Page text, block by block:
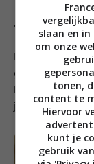
Vrijdag
Een
goed met het
klaar en ik
jam en blauwe
slaan en in
om onze
tonen,
content te
Hiervoor
kunt je
gebruik